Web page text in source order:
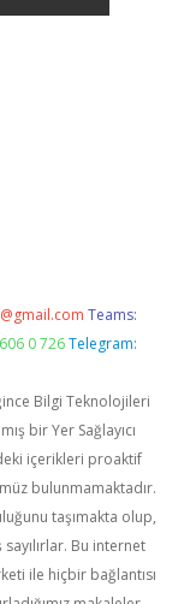
Teams:
0 726 Telegram:
Bilgi Teknolojileri
bir Yer Sağlayıcı
içerikleri proaktif
bulunmamaktadır.
taşımakta olup,
Bu internet
ile hiçbir bağlantısı